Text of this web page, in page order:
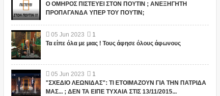
Ο ΟΜΗΡΟΣ ΠΙΣΤΕΥΕΙ ΣΤΟΝ ΠΟΥΤΙΝ ; ΑΝΕΞΗΓΗΤΗ
ΠΡΟΠΑΓΑΝΔΑ ΥΠΕΡ ΤΟΥ ΠΟΥΤΙΝ;
05 Jun 2023
1
Τα είπε όλα με μιας ! Τους άφησε όλους άφωνους
05 Jun 2023
1
"ΣΧΕΔΙΟ ΛΕΩΝΙΔΑΣ": ΤΙ ΕΤΟΙΜΑΖΟΥΝ ΓΙΑ ΤΗΝ ΠΑΤΡΙΔΑ
ΜΑΣ... ; ΔΕΝ ΤΑ ΕΙΠΕ ΤΥΧΑΙΑ ΣΤΙΣ 13/11/2015...